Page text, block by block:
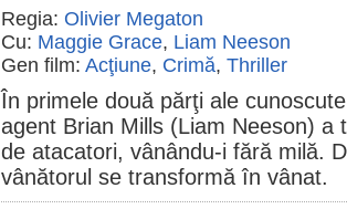
Regia: Olivier Megaton
Cu: Maggie Grace, Liam Neeson
Gen film: Acţiune, Crimă, Thriller
În primele două părţi ale
agent Brian Mills (Liam Neeson) a
de atacatori, vânându-i fără milă.
vânătorul se transformă în vânat.